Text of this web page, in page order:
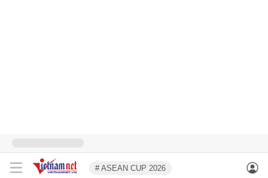
# ASEAN CUP 2026